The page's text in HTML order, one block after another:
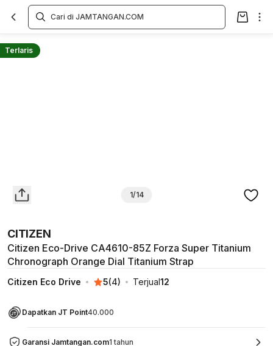
Terlaris
1/14
CITIZEN
Citizen Eco-Drive CA4610-85Z Forza Super Titanium
Chronograph Orange Dial Titanium Strap
Citizen Eco Drive 5(4) Terjual12
Dapatkan JT Point40.000
Garansi Jamtangan.com1 tahun
Overview